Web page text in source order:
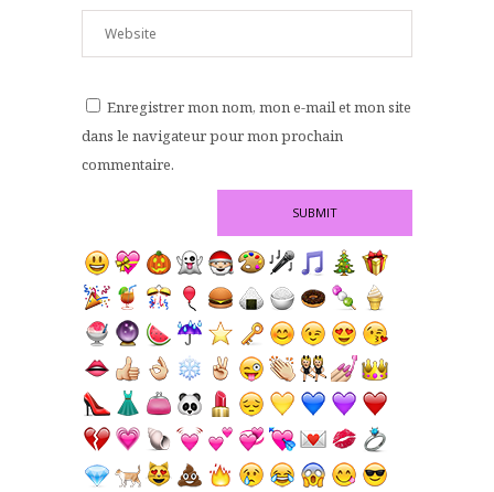
Enregistrer mon nom, mon e-mail et mon site
dans le navigateur pour mon prochain
commentaire.